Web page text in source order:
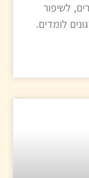
לשיפור
לומדים.